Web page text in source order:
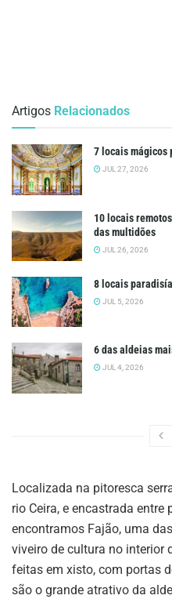
Artigos Relacionados
7 locais mágicos
JUL 27, 2026
10 locais
das multidões
JUL 26, 2026
8 locais
JUL 5, 2026
6 das aldeias
JUL 4, 2026
Localizada na pitoresca
rio Ceira, e encastrada entre
encontramos Fajão, uma
viveiro de cultura no interior
feitas em xisto, com portas
são o grande atrativo da